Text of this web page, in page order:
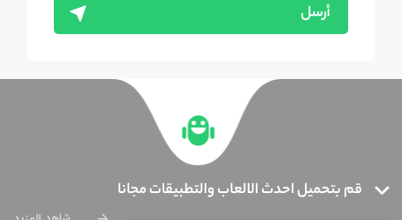
أرسل
قم بتحميل احدث الالعاب والتطبيقات مجانا